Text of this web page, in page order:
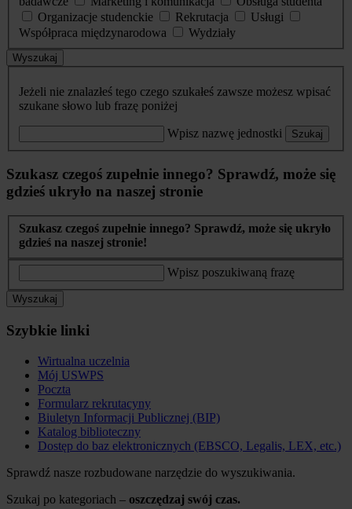
Organizacje studenckie
Rekrutacja
Usługi
Współpraca międzynarodowa
Wydziały
Wyszukaj
Jeżeli nie znalazłeś tego czego szukałeś zawsze możesz wpisać
szukane słowo lub frazę poniżej
Wpisz nazwę jednostki Szukaj
Szukasz czegoś zupełnie innego? Sprawdź, może się
gdzieś ukryło na naszej stronie
Szukasz czegoś zupełnie innego? Sprawdź, może się ukryło
gdzieś na naszej stronie!
Wpisz poszukiwaną frazę
Wyszukaj
Szybkie linki
Wirtualna uczelnia
Mój USWPS
Poczta
Formularz rekrutacyny
Biuletyn Informacji Publicznej (BIP)
Katalog biblioteczny
Dostęp do baz elektronicznych (EBSCO, Legalis, LEX, etc.)
Sprawdź nasze rozbudowane narzędzie do wyszukiwania.
Szukaj po kategoriach – oszczędzaj swój czas.